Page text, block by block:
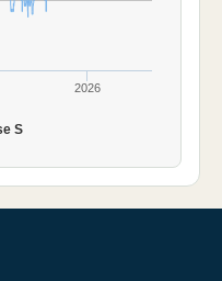
S
2026